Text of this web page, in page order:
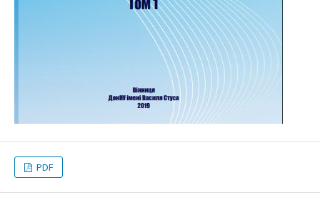
PDF